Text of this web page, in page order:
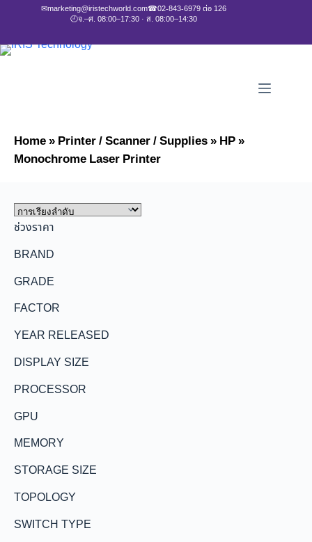
✉marketing@iristechworld.com☎02-843-6979 ต่อ 126
🕘จ.–ศ. 08:00–17:30 · ส. 08:00–14:30
Home»Printer / Scanner / Supplies»HP»
Monochrome Laser Printer
ช่วงราคา
BRAND
GRADE
FACTOR
YEAR RELEASED
DISPLAY SIZE
PROCESSOR
GPU
MEMORY
STORAGE SIZE
TOPOLOGY
SWITCH TYPE